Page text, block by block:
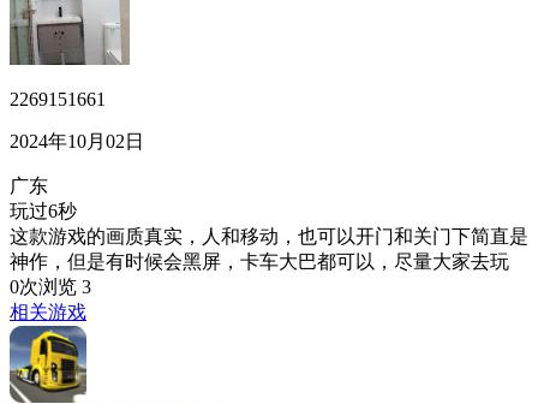
2269151661
2024年10月02日
广东
玩过6秒
这款游戏的画质真实，人和移动，也可以开门和关门下简直是
神作，但是有时候会黑屏，卡车大巴都可以，尽量大家去玩
0次浏览 3
相关游戏